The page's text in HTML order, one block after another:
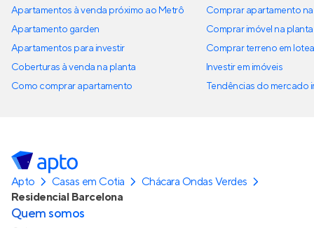
Apartamentos à venda próximo ao Metrô
Apartamento garden
Apartamentos para investir
Coberturas à venda na planta
Como comprar apartamento
Comprar apartamento
Comprar imóvel na planta
Comprar terreno em
Investir em imóveis
Tendências do mercado
Apto Casas em Cotia
Chácara Ondas Verdes
Residencial Barcelona
Quem somos